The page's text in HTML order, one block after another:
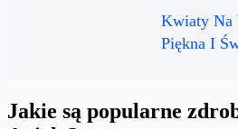
Kwiaty Na
Piękna I
Jakie są popularne